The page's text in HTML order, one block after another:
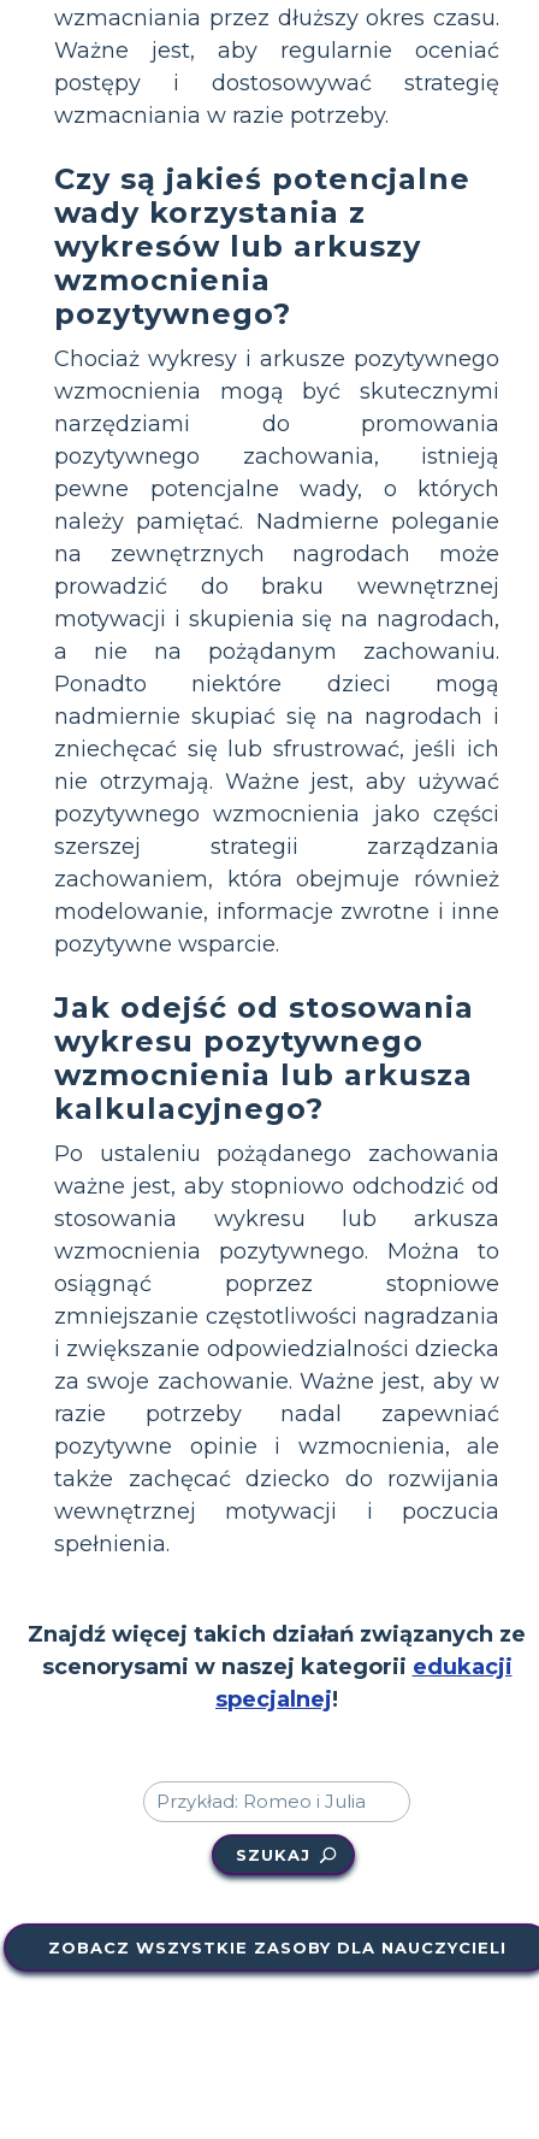
wzmacniania przez dłuższy okres czasu.
Ważne jest, aby regularnie oceniać
postępy i dostosowywać strategię
wzmacniania w razie potrzeby.
Czy są jakieś potencjalne
wady korzystania z
wykresów lub arkuszy
wzmocnienia
pozytywnego?
Chociaż wykresy i arkusze pozytywnego
wzmocnienia mogą być skutecznymi
narzędziami do promowania
pozytywnego zachowania, istnieją
pewne potencjalne wady, o których
należy pamiętać. Nadmierne poleganie
na zewnętrznych nagrodach może
prowadzić do braku wewnętrznej
motywacji i skupienia się na nagrodach,
a nie na pożądanym zachowaniu.
Ponadto niektóre dzieci mogą
nadmiernie skupiać się na nagrodach i
zniechęcać się lub sfrustrować, jeśli ich
nie otrzymają. Ważne jest, aby używać
pozytywnego wzmocnienia jako części
szerszej strategii zarządzania
zachowaniem, która obejmuje również
modelowanie, informacje zwrotne i inne
pozytywne wsparcie.
Jak odejść od stosowania
wykresu pozytywnego
wzmocnienia lub arkusza
kalkulacyjnego?
Po ustaleniu pożądanego zachowania
ważne jest, aby stopniowo odchodzić od
stosowania wykresu lub arkusza
wzmocnienia pozytywnego. Można to
osiągnąć poprzez stopniowe
zmniejszanie częstotliwości nagradzania
i zwiększanie odpowiedzialności dziecka
za swoje zachowanie. Ważne jest, aby w
razie potrzeby nadal zapewniać
pozytywne opinie i wzmocnienia, ale
także zachęcać dziecko do rozwijania
wewnętrznej motywacji i poczucia
spełnienia.
Znajdź więcej takich działań związanych ze
scenorysami w naszej kategorii edukacji
specjalnej!
SZUKAJ
ZOBACZ WSZYSTKIE ZASOBY DLA NAUCZYCIELI